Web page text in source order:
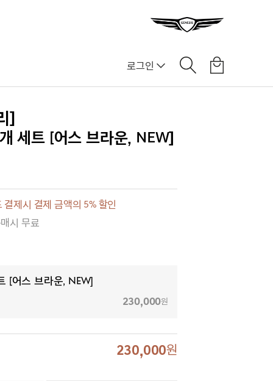
로그인
]
세트 [어스 브라운, NEW]
결제시 결제 금액의 5% 할인
시 무료
[어스 브라운, NEW]
230,000원
230,000원